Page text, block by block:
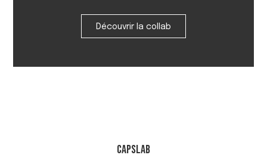
Découvrir la collab
Capslab